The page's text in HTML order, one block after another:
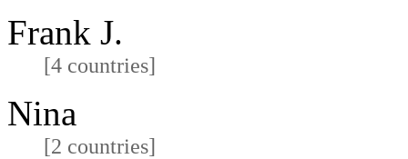
Frank J.
[4 countries]
Nina
[2 countries]